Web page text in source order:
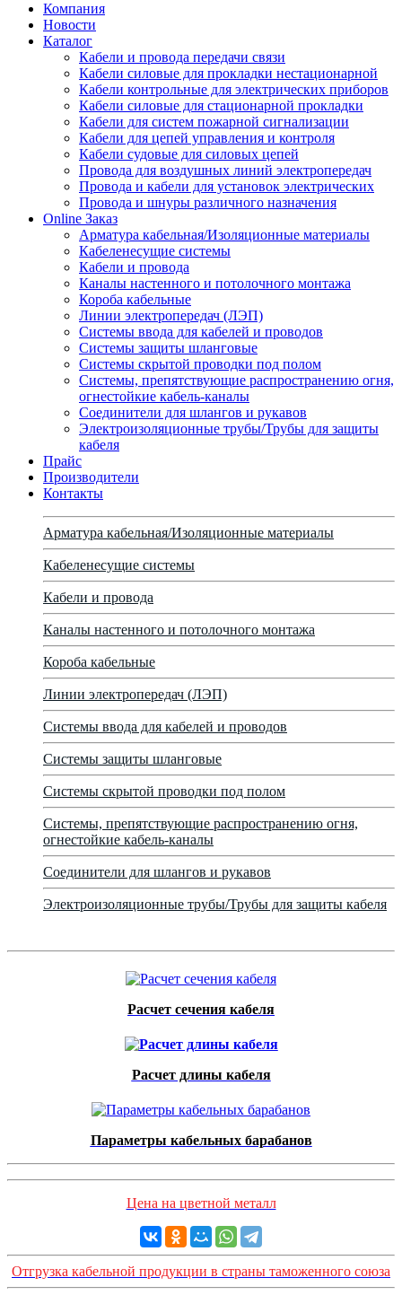
Компания
Новости
Каталог
Кабели и провода передачи связи
Кабели силовые для прокладки нестационарной
Кабели контрольные для электрических приборов
Кабели силовые для стационарной прокладки
Кабели для систем пожарной сигнализации
Кабели для цепей управления и контроля
Кабели судовые для силовых цепей
Провода для воздушных линий электропередач
Провода и кабели для установок электрических
Провода и шнуры различного назначения
Online Заказ
Арматура кабельная/Изоляционные материалы
Кабеленесущие системы
Кабели и провода
Каналы настенного и потолочного монтажа
Короба кабельные
Линии электропередач (ЛЭП)
Системы ввода для кабелей и проводов
Системы защиты шланговые
Системы скрытой проводки под полом
Системы, препятствующие распространению огня,
огнестойкие кабель-каналы
Соединители для шлангов и рукавов
Электроизоляционные трубы/Трубы для защиты
кабеля
Прайс
Производители
Контакты
Арматура кабельная/Изоляционные материалы
Кабеленесущие системы
Кабели и провода
Каналы настенного и потолочного монтажа
Короба кабельные
Линии электропередач (ЛЭП)
Системы ввода для кабелей и проводов
Системы защиты шланговые
Системы скрытой проводки под полом
Системы, препятствующие распространению огня,
огнестойкие кабель-каналы
Соединители для шлангов и рукавов
Электроизоляционные трубы/Трубы для защиты кабеля
Расчет сечения кабеля
Расчет длины кабеля
Параметры кабельных барабанов
Цена на цветной металл
Отгрузка кабельной продукции в страны таможенного союза